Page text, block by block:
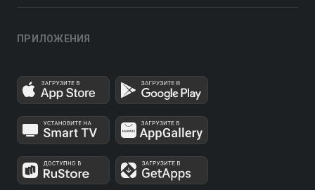
ПРИЛОЖЕНИЯ